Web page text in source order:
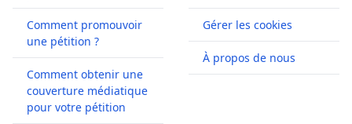
Comment promouvoir
une pétition ?
Comment obtenir une
couverture médiatique
pour votre pétition
Gérer les cookies
À propos de nous